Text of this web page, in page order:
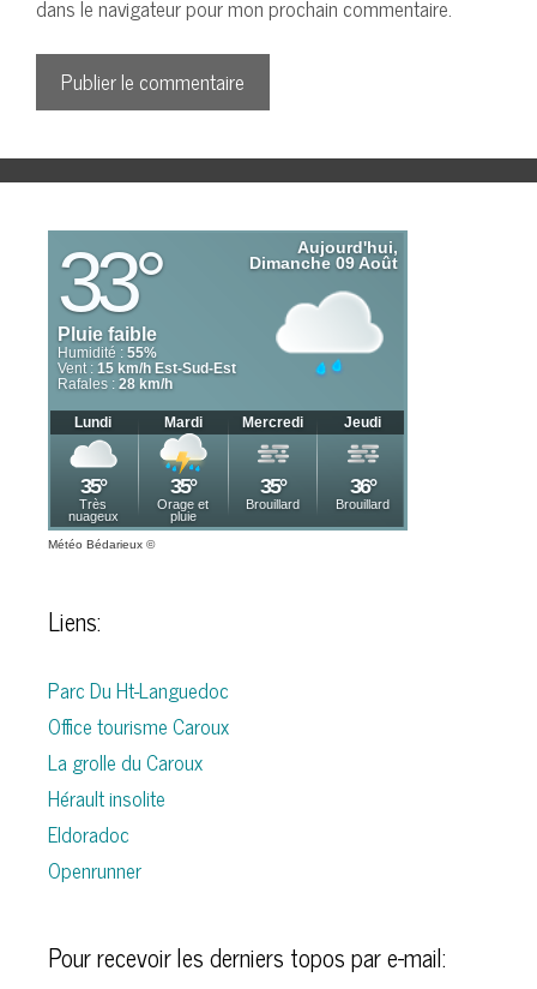
dans le navigateur pour mon prochain commentaire.
Météo Bédarieux ©
Liens:
Parc Du Ht-Languedoc
Office tourisme Caroux
La grolle du Caroux
Hérault insolite
Eldoradoc
Openrunner
Pour recevoir les derniers topos par e-mail: